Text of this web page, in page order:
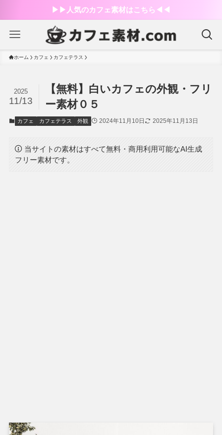
▶︎▶︎人気のカフェ素材はこちら◀︎◀︎
ホーム カフェ カフェテラス
【無料】白いカフェの外観・フリ
ー素材０５
2025
11/13
カフェ カフェテラス 外観 2024年11月10日 2025年11月13日
当サイトの素材はすべて無料・商用利用可能なAI生成
フリー素材です。